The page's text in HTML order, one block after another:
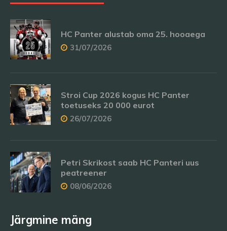
HC Panter alustab oma 25. hooaega
31/07/2026
Stroi Cup 2026 kogus HC Panter
toetuseks 20 000 eurot
26/07/2026
Petri Skrikost saab HC Panteri uus
peatreener
08/06/2026
Järgmine mäng